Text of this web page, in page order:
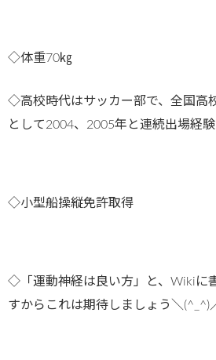
◇体重70㎏
◇高校時代はサッカー部で、全国高
として2004、2005年と連続出場経験
◇小型船操縦免許取得
◇「運動神経は良い方」と、Wikiに
すからこれは期待しましょう＼(^_^)